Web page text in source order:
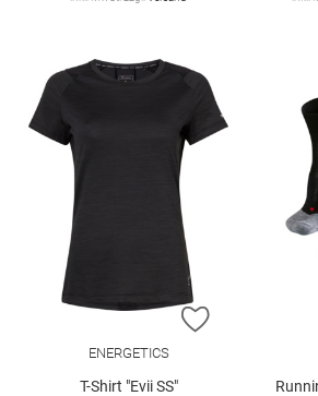
ZUR
ENERGETICS
T-Shirt "Evii SS"